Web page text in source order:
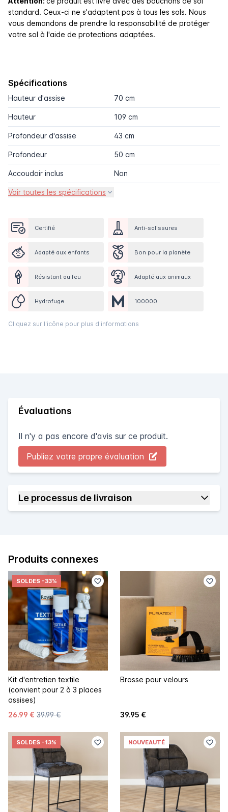
standard. Ceux-ci ne s'adaptent pas à tous les sols. Nous
vous demandons de prendre la responsabilité de protéger
votre sol à l'aide de protections adaptées.
Spécifications
Hauteur d'assise 70 cm
Hauteur 109 cm
Profondeur d'assise 43 cm
Profondeur 50 cm
Accoudoir inclus Non
Voir toutes les spécifications
Certifié Anti-salissures
Adapté aux enfants Bon pour la planète
Résistant au feu Adapté aux animaux
Hydrofuge 100000
Cliquez sur l'icône pour plus d'informations
Évaluations
Il n'y a pas encore d'avis sur ce produit.
Publiez votre propre évaluation
Le processus de livraison
Produits connexes
SOLDES -33%
Kit d'entretien textile
(convient pour 2 à 3 places
assises)
26.99 € 39.99 €
Brosse pour velours
39.95 €
SOLDES -13% NOUVEAUTÉ